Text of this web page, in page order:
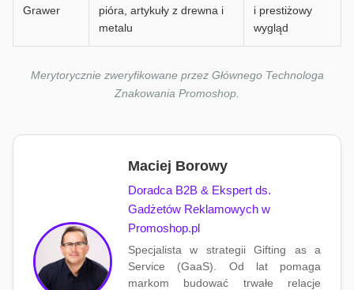
Grawer
pióra, artykuły z drewna i
metalu
i prestiżowy
wygląd
Merytorycznie zweryfikowane przez Głównego Technologa
Znakowania Promoshop.
Maciej Borowy
Doradca B2B & Ekspert ds.
Gadżetów Reklamowych w
Promoshop.pl
Specjalista w strategii Gifting as a
Service (GaaS). Od lat pomaga
markom budować trwałe relacje